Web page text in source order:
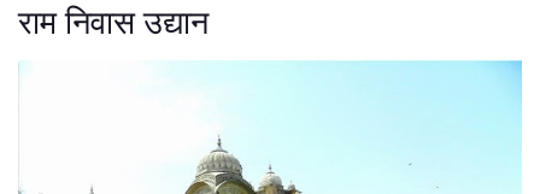
राम निवास उद्यान